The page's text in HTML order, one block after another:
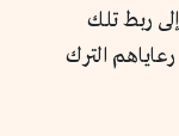
ربط تلك
الترك